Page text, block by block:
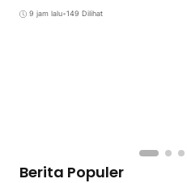
9 jam lalu•149 Dilihat
Berita Populer